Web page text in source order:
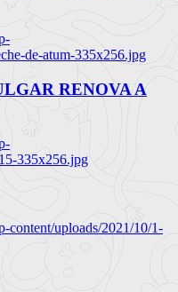
de-atum-335x256.jpg
RENOVA A
335x256.jpg
content/uploads/2021/10/1-